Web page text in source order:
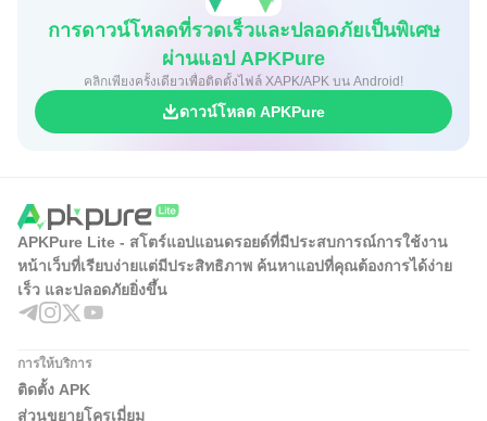
การดาวน์โหลดที่รวดเร็วและปลอดภัยเป็นพิเศษ
ผ่านแอป APKPure
คลิกเพียงครั้งเดียวเพื่อติดตั้งไฟล์ XAPK/APK บน Android!
ดาวน์โหลด APKPure
APKPure Lite - สโตร์แอปแอนดรอยด์ที่มีประสบการณ์การใช้งาน
หน้าเว็บที่เรียบง่ายแต่มีประสิทธิภาพ ค้นหาแอปที่คุณต้องการได้ง่าย
เร็ว และปลอดภัยยิ่งขึ้น
การให้บริการ
ติดตั้ง APK
ส่วนขยายโครเมี่ยม